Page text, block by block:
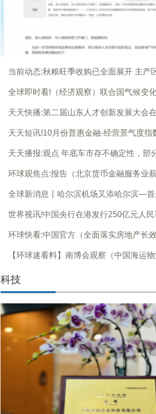
当前动态:秋粮旺季收购已全面展开 主产
全球即时看!（经济观察）联合国气候变
天天快播:第二届山东人才创新发展大会
天天短讯!10月份普惠金融-经营景气度指
天天播报:观点 年底车市存不确定性，部
环球观焦点:报告（北京货币金融服务业
全球新消息丨哈尔滨机场又添哈尔滨—
世界视讯!中国央行在港发行250亿元人
环球快看:中国官方（全面落实房地产长
【环球速看料】南博会观察（中国海运物
科技